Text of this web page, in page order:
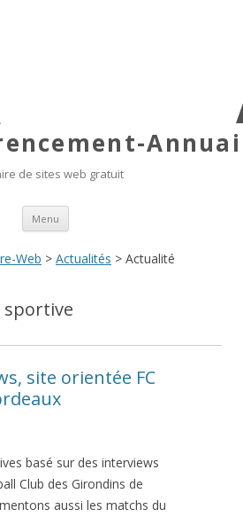
de sites web gratuit
Menu Aller au contenu principal
Web > Actualités > Actualité
sportive
site orientée FC
basé sur des interviews
Club des Girondins de
aussi les matchs du